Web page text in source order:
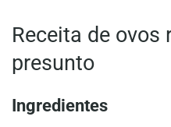
Receita de ovos
presunto
Ingredientes